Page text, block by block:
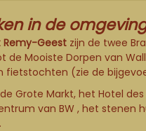
in de
Remy-Geest zijn de twee
deMooiste Dorpen van
fietstochten (zie de
Grote Markt, het Hotel
van BW ,het stenen